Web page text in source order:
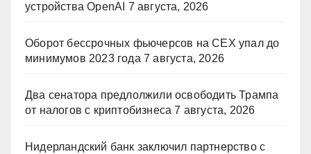
устройства OpenAI 7 августа, 2026
Оборот бессрочных фьючерсов на CEX упал до
минимумов 2023 года 7 августа, 2026
Два сенатора предлолжили освободить Трампа
от налогов с криптобизнеса 7 августа, 2026
Нидерландский банк заключил партнерство с